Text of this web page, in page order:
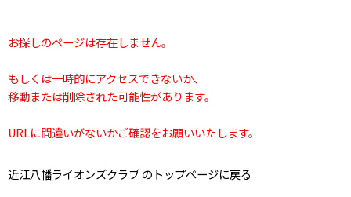
お探しのページは存在しません。
もしくは一時的にアクセスできないか、
移動または削除された可能性があります。
URLに間違いがないかご確認をお願いいたします。
近江八幡ライオンズクラブ のトップページに戻る